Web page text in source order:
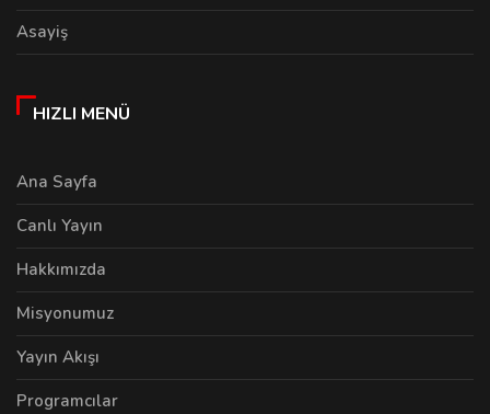
Asayiş
HIZLI MENÜ
Ana Sayfa
Canlı Yayın
Hakkımızda
Misyonumuz
Yayın Akışı
Programcılar